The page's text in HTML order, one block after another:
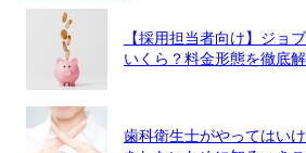
【採用担当者向け】ジョ
いくら？料金形態を徹底
歯科衛生士がやってはい